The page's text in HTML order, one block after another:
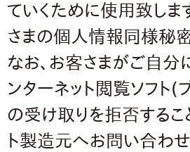
ていくために使用致しま
さまの個人情報同様秘
なお、お客さまがご自
ンターネット閲覧ソフト
の受け取りを拒否する
ト製造元へお問い合わせ